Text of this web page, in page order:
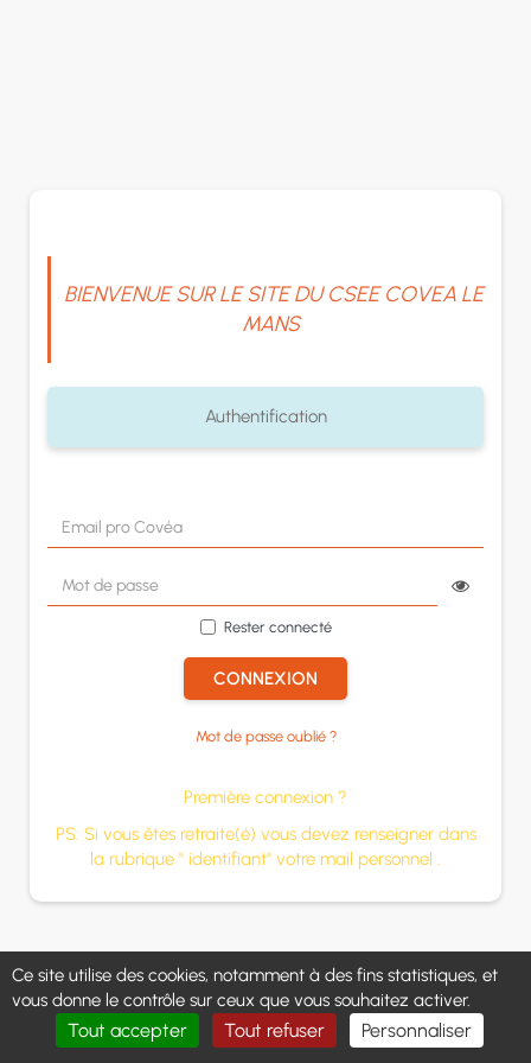
BIENVENUE SUR LE SITE DU CSEE COVEA LE
MANS
Authentification
Rester connecté
CONNEXION
Mot de passe oublié ?
Première connexion ?
PS: Si vous êtes retraite(é) vous devez renseigner dans
la rubrique " identifiant" votre mail personnel .
Ce site utilise des cookies, notamment à des fins statistiques, et
vous donne le contrôle sur ceux que vous souhaitez activer.
Tout accepter Tout refuser Personnaliser